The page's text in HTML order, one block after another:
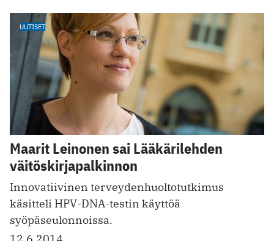
UUTISET
Maarit Leinonen sai Lääkärilehden
väitöskirjapalkinnon
Innovatiivinen terveydenhuoltotutkimus
käsitteli HPV-DNA-testin käyttöä
syöpäseulonnoissa.